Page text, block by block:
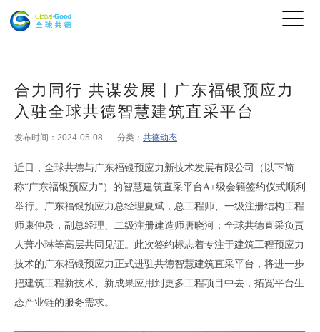
合力同行 共谋发展丨广东福银预应力
入驻全球共德智慧建筑直采平台
发布时间：2024-05-08 分类： 共德动态
近日 ， 全球共德与广东福银预应力新技术发展有限公司（以下简
称“广东福银预应力”） 的智慧建筑直采平台A+级会籍签约仪式顺利
举行。 广东福银预应力总经理夏斌，总工程师、一级注册结构工程
师康仲录，副总经理、二级注册建造师唐晓河；全球共德直采负责
人萧小琳等高层共同见证。 此次签约标志着专注于建筑工程预应力
技术的广东福银预应力 正式进驻共德智慧建筑直采平台 ， 将进一步
把建筑工程新技术、 新成果应用到更多工程项目中去 ， 拓宽平台生
态产业链的服务需求。